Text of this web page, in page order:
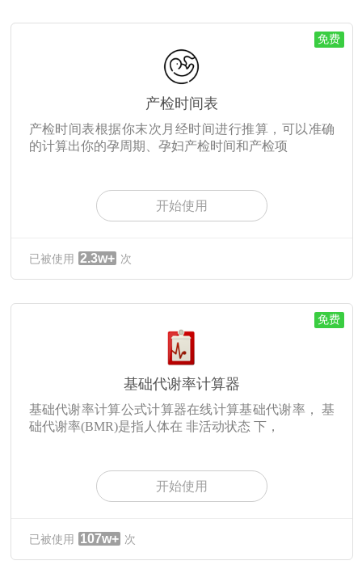
免费
产检时间表
产检时间表根据你末次月经时间进行推算，可以准确
的计算出你的孕周期、孕妇产检时间和产检项
开始使用
已被使用 2.3w+ 次
免费
基础代谢率计算器
基础代谢率计算公式计算器在线计算基础代谢率， 基
础代谢率(BMR)是指人体在 非活动状态 下，
开始使用
已被使用 107w+ 次